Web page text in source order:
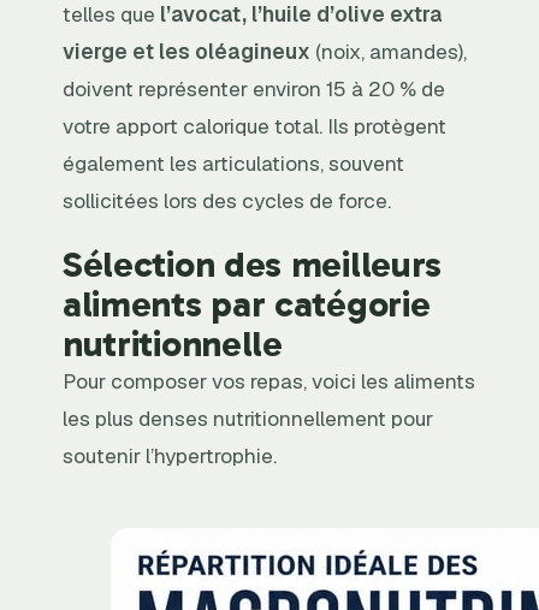
telles que l’avocat, l’huile d’olive extra
vierge et les oléagineux (noix, amandes),
doivent représenter environ 15 à 20 % de
votre apport calorique total. Ils protègent
également les articulations, souvent
sollicitées lors des cycles de force.
Sélection des meilleurs
aliments par catégorie
nutritionnelle
Pour composer vos repas, voici les aliments
les plus denses nutritionnellement pour
soutenir l’hypertrophie.